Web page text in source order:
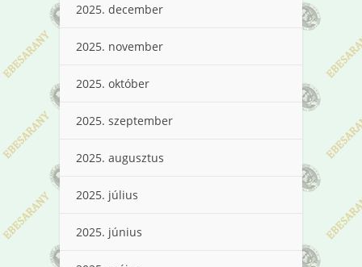
2025. december
2025. november
2025. október
2025. szeptember
2025. augusztus
2025. július
2025. június